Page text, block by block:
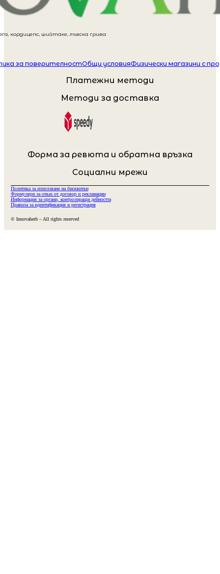
кордицепс, шийтаке, лъвска грива
за поверителностОбщи условияФизически магазини с
Платежни методи
Методи за доставка
Форма за ревюта и обратна връзка
Социални мрежи
Политика за използване на бисквитки
Формуляри за отказ от договор и рекламации
Информация за органи, контролиращи дейността
Правила за идентификация и регистрация
© Innovaherb – All rights reserved